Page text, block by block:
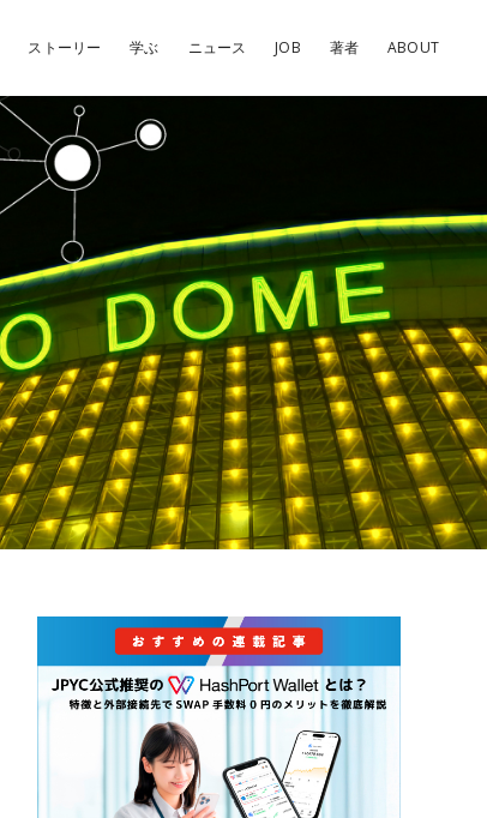
ストーリー 学ぶ ニュース JOB 著者 ABOUT